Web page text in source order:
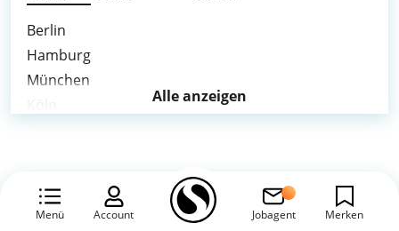
Menü Account Jobagent Merken
Berlin
Hamburg
München
Leipzig
Alle anzeigen